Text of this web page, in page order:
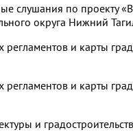
слушания по проекту
округа Нижний
регламентов и карты
регламентов и карты
и